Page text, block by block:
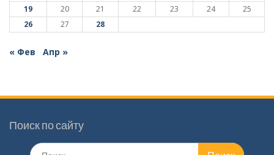
19
20 21 22 23 24
25
26
27 28
« Фев Апр »
Поиск по сайту
Поиск